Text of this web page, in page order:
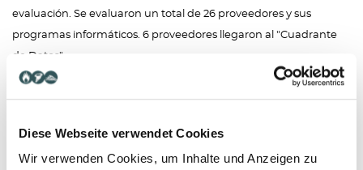
Diese Webseite verwendet Cookies
Wir verwenden Cookies, um Inhalte und Anzeigen zu
evaluación. Se evaluaron un total de 26 proveedores y sus
programas informáticos. 6 proveedores llegaron al "Cuadrante
de Datos".
Los resultados de las revisiones de los programas informáticos se
de los programas y están libres de componentes "mágicos"
tradicionales como la presencia en el mercado y las opiniones de